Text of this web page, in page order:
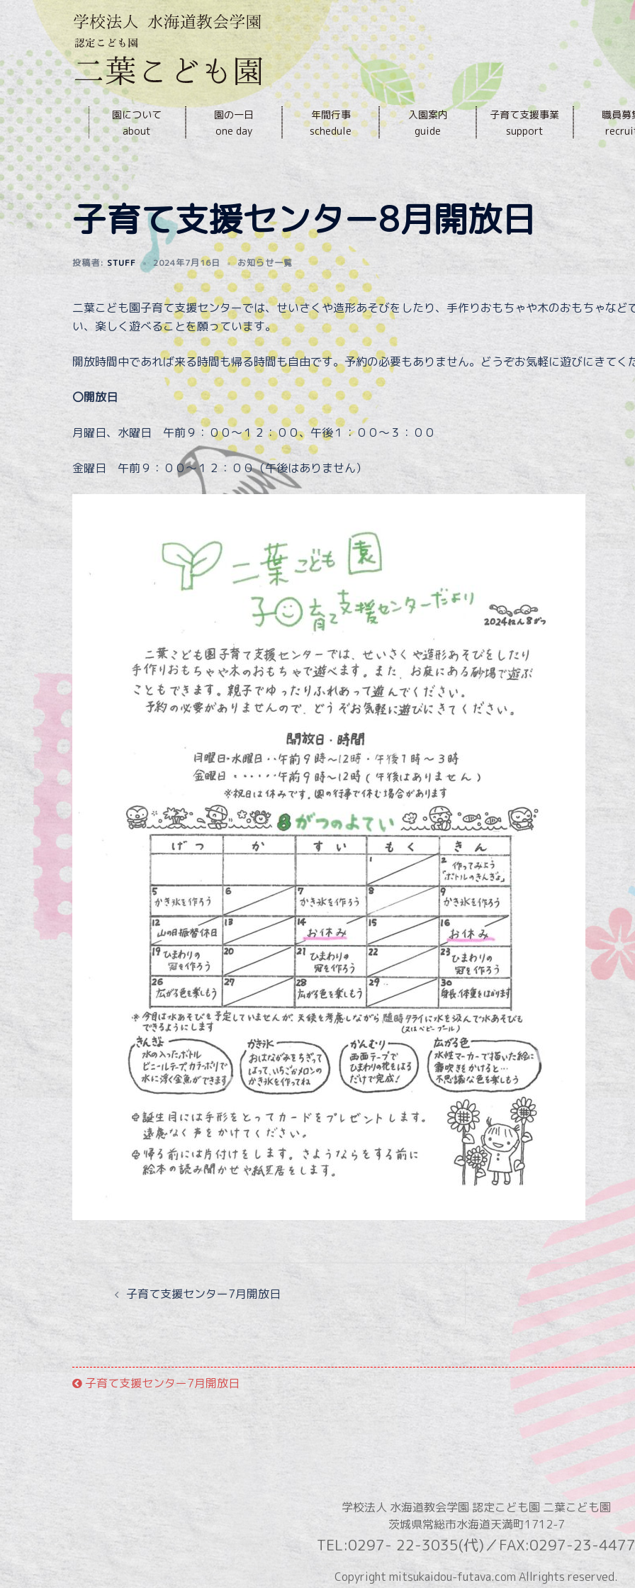
を
ス
キ
ッ
プ
園について
about
園の一日
one day
年間行事
schedule
入園案内
guide
子育て支援事業
support
職員募
子育て支援センター8月開放日
投稿者: STUFF 2024年7月16日 お知らせ一覧
二葉こども園子育て支援センターでは、せいさくや造形あそびをしたり、手作りおもちゃや木のおもちゃな
い、楽しく遊べることを願っています。
開放時間中であれば来る時間も帰る時間も自由です。予約の必要もありません。どうぞお気軽に遊びにきてく
〇開放日
月曜日、水曜日 午前９：００～１２：００、午後１：００～３：００
金曜日 午前９：００～１２：００（午後はありません）
稿
ナ
ビ
ー
子育て支援センター7月開放日
子育て支援センター7月開放日
学校法人 水海道教会学園 認定こども園 二葉こども園
茨城県常総市水海道天満町1712-7
TEL:0297- 22-3035(代)／FAX:0297-23-4477
Copyright mitsukaidou-futava.com Allrights reserved.